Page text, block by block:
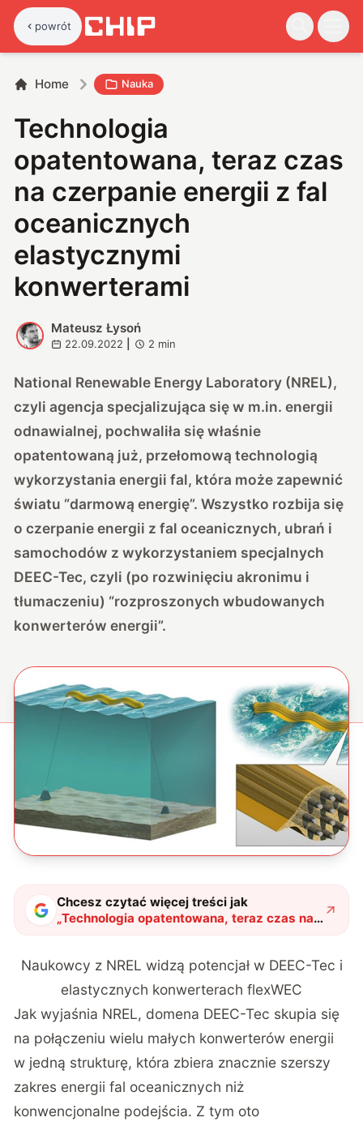
powrót
Home Nauka
Technologia
opatentowana, teraz czas
na czerpanie energii z fal
oceanicznych
elastycznymi
konwerterami
M
Mateusz Łysoń
22.09.2022 2 min
National Renewable Energy Laboratory (NREL),
czyli agencja specjalizująca się w m.in. energii
odnawialnej, pochwaliła się właśnie
opatentowaną już, przełomową technologią
wykorzystania energii fal, która może zapewnić
światu “darmową energię”. Wszystko rozbija się
o czerpanie energii z fal oceanicznych, ubrań i
samochodów z wykorzystaniem specjalnych
DEEC-Tec, czyli (po rozwinięciu akronimu i
tłumaczeniu) “rozproszonych wbudowanych
konwerterów energii”.
Chcesz czytać więcej treści jak
„Technologia opatentowana, teraz czas na
czerpanie energii z fal oceanicznych
Naukowcy z NREL widzą potencjał w DEEC-Tec i
elastycznych konwerterach flexWEC
Jak wyjaśnia NREL, domena DEEC-Tec skupia się
na połączeniu wielu małych konwerterów energii
w jedną strukturę, która zbiera znacznie szerszy
zakres energii fal oceanicznych niż
konwencjonalne podejścia. Z tym oto